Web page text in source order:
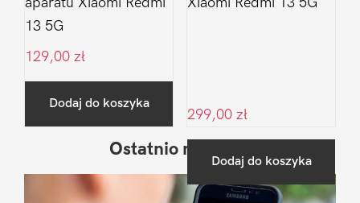
13 5G
129,00 zł
Dodaj do koszyka
299,00 zł
Dodaj do koszyka
Sidebar
Ostatnio na blogu